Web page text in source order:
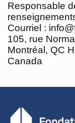
Responsable
Courriel :
105, rue
Montréal, QC
Canada